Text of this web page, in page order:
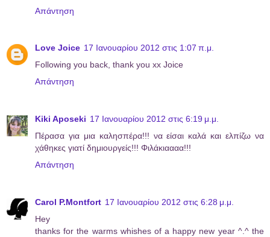
Απάντηση
Love Joice 17 Ιανουαρίου 2012 στις 1:07 π.μ.
Following you back, thank you xx Joice
Απάντηση
Kiki Aposeki 17 Ιανουαρίου 2012 στις 6:19 μ.μ.
Πέρασα για μια καλησπέρα!!! να είσαι καλά και ελπίζω να
χάθηκες γιατί δημιουργείς!!! Φιλάκιαααα!!!
Απάντηση
Carol P.Montfort 17 Ιανουαρίου 2012 στις 6:28 μ.μ.
Hey
thanks for the warms whishes of a happy new year ^.^ the